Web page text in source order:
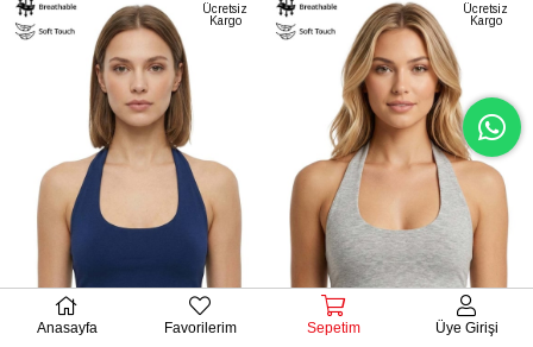
Ücretsiz
Kargo
Ücretsiz
Kargo
Anasayfa Favorilerim Sepetim Üye Girişi